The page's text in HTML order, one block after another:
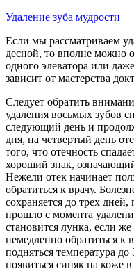
Удаление зуба мудрости
Если мы рассматриваем
десной, то вполне можно
одного элеватора или
зависит от мастерства
Следует обратить
удаления восьмых зубов
следующий день и
дня, на четвертый день
того, что отечность
хороший знак,
Нежели отек начинает
обратиться к врачу.
сохраняется до трех
прошло с момента
становится лунка, если
немедленно обратиться
подняться температура
появиться синяк на коже